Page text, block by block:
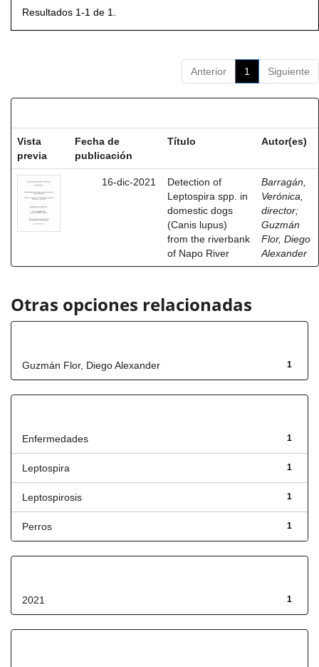
Resultados 1-1 de 1.
Anterior 1 Siguiente
Vista
previa
Fecha de
publicación
Título Autor(es)
16-dic-2021
Detection of
Leptospira spp. in
domestic dogs
(Canis lupus)
from the riverbank
of Napo River
Barragán,
Verónica,
director;
Guzmán
Flor, Diego
Alexander
Otras opciones relacionadas
1
Guzmán Flor, Diego Alexander
1
Enfermedades
1
Leptospira
1
Leptospirosis
1
Perros
1
2021